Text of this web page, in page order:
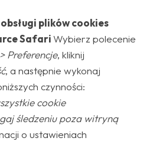
plików cookies
SafariWybierz polecenie
Preferencje, kliknij
, a następnie wykonaj
czynności:
cookie
śledzeniu poza witryną
o ustawieniach